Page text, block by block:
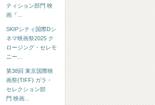
ティション部門 映
画『...
SKIPシティ国際Dシ
ネマ映画祭2025 ク
ロージング・セレモ
ニー...
第38回 東京国際映
画祭(TIFF) ガラ・
セレクション部
門 映画...